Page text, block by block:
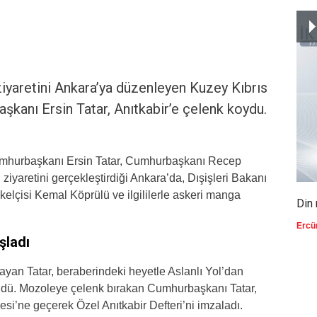
Ankara’ya düzenleyen Kuzey Kıbrıs
Ersin Tatar, Anıtkabir’e çelenk koydu.
Ersin Tatar, Cumhurbaşkanı Recep
gerçekleştirdiği Ankara’da, Dışişleri Bakanı
Kemal Köprülü ve ilgililerle askeri manga
Tatar, beraberindeki heyetle Aslanlı Yol’dan
Mozoleye çelenk bırakan Cumhurbaşkanı Tatar,
geçerek Özel Anıtkabir Defteri’ni imzaladı.
Din